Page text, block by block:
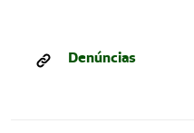
Denúncias